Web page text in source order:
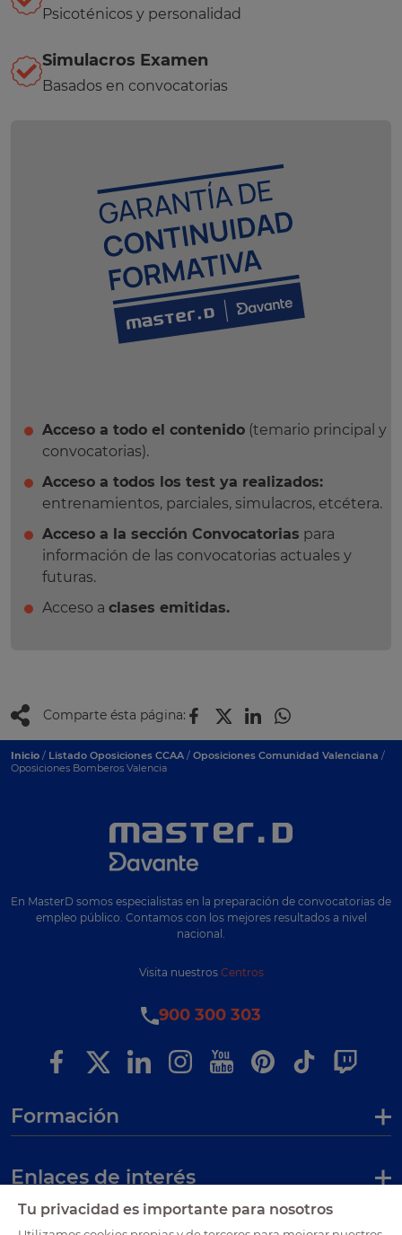
Psicoténicos y personalidad
Simulacros Examen
Basados en convocatorias
Acceso a todo el contenido (temario principal y
convocatorias).
Acceso a todos los test ya realizados:
entrenamientos, parciales, simulacros, etcétera.
Acceso a la sección Convocatorias para
información de las convocatorias actuales y
futuras.
Acceso a clases emitidas.
Comparte ésta página:
Inicio / Listado Oposiciones CCAA / Oposiciones Comunidad Valenciana /
Oposiciones Bomberos Valencia
En MasterD somos especialistas en la preparación de convocatorias de
empleo público. Contamos con los mejores resultados a nivel
nacional.
Visita nuestros Centros
900 300 303
Formación
Enlaces de interés
Tu privacidad es importante para nosotros